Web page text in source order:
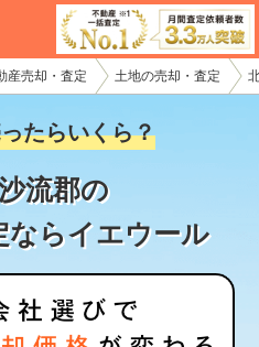
産売却・査定 土地の売却・査定
たらいくら？
流郡の
ならイエウール
社様